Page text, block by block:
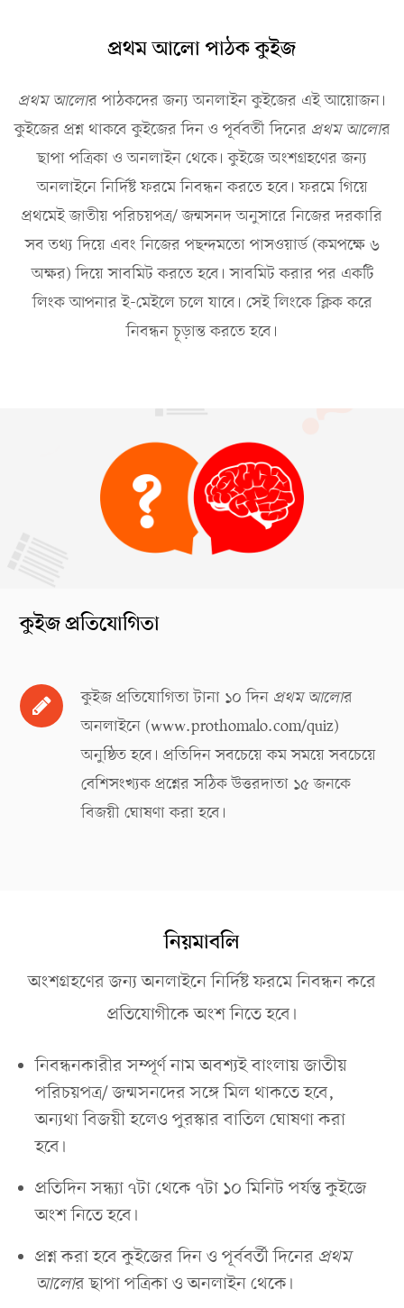
প্রথম আলো পাঠক কুইজ
প্রথম আলোর পাঠকদের জন্য অনলাইন কুইজের এই আয়োজন।
কুইজের প্রশ্ন থাকবে কুইজের দিন ও পূর্ববর্তী দিনের প্রথম আলোর
ছাপা পত্রিকা ও অনলাইন থেকে। কুইজে অংশগ্রহণের জন্য
অনলাইনে নির্দিষ্ট ফরমে নিবন্ধন করতে হবে। ফরমে গিয়ে
প্রথমেই জাতীয় পরিচয়পত্র/ জন্মসনদ অনুসারে নিজের দরকারি
সব তথ্য দিয়ে এবং নিজের পছন্দমতো পাসওয়ার্ড (কমপক্ষে ৬
অক্ষর) দিয়ে সাবমিট করতে হবে। সাবমিট করার পর একটি
লিংক আপনার ই-মেইলে চলে যাবে। সেই লিংকে ক্লিক করে
নিবন্ধন চূড়ান্ত করতে হবে।
কুইজ প্রতিযোগিতা
কুইজ প্রতিযোগিতা টানা ১০ দিন প্রথম আলোর
অনলাইনে (www.prothomalo.com/quiz)
অনুষ্ঠিত হবে। প্রতিদিন সবচেয়ে কম সময়ে সবচেয়ে
বেশিসংখ্যক প্রশ্নের সঠিক উত্তরদাতা ১৫ জনকে
বিজয়ী ঘোষণা করা হবে।
নিয়মাবলি
অংশগ্রহণের জন্য অনলাইনে নির্দিষ্ট ফরমে নিবন্ধন করে
প্রতিযোগীকে অংশ নিতে হবে।
নিবন্ধনকারীর সম্পূর্ণ নাম অবশ্যই বাংলায় জাতীয়
পরিচয়পত্র/ জন্মসনদের সঙ্গে মিল থাকতে হবে,
অন্যথা বিজয়ী হলেও পুরস্কার বাতিল ঘোষণা করা
হবে।
প্রতিদিন সন্ধ্যা ৭টা থেকে ৭টা ১০ মিনিট পর্যন্ত কুইজে
অংশ নিতে হবে।
প্রশ্ন করা হবে কুইজের দিন ও পূর্ববর্তী দিনের প্রথম
আলোর ছাপা পত্রিকা ও অনলাইন থেকে।